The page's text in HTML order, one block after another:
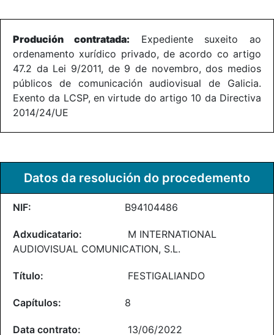
Produción contratada: Expediente suxeito ao
ordenamento xurídico privado, de acordo co artigo
47.2 da Lei 9/2011, de 9 de novembro, dos medios
públicos de comunicación audiovisual de Galicia.
Exento da LCSP, en virtude do artigo 10 da Directiva
2014/24/UE
Datos da resolución do procedemento
B94104486
M INTERNATIONAL
AUDIOVISUAL COMUNICATION, S.L.
FESTIGALIANDO
8
13/06/2022